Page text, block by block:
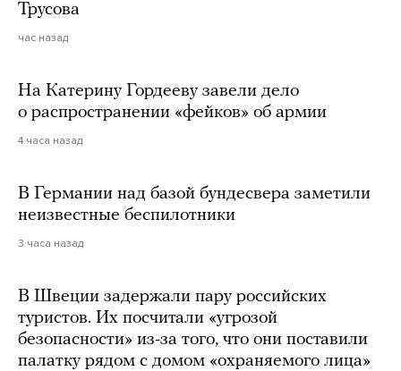
Трусова
час назад
На Катерину Гордееву завели дело
о распространении «фейков» об армии
4 часа назад
В Германии над базой бундесвера заметили
неизвестные беспилотники
3 часа назад
В Швеции задержали пару российских
туристов. Их посчитали «угрозой
безопасности» из-за того, что они поставили
палатку рядом с домом «охраняемого лица»